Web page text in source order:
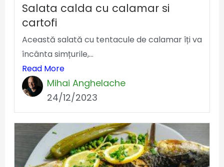
Salata calda cu calamar si
cartofi
Această salată cu tentacule de calamar îți va
încânta simțurile,...
Read More
Mihai Anghelache
24/12/2023